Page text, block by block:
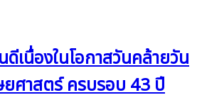
เนื่องในโอกาสวันคล้ายวัน
ศาสตร์ ครบรอบ 43 ปี